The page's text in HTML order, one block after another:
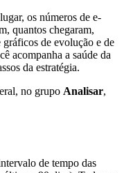
os números de e-
quantos chegaram,
de evolução e de
acompanha a saúde da
da estratégia.
no grupo Analisar,
de tempo das